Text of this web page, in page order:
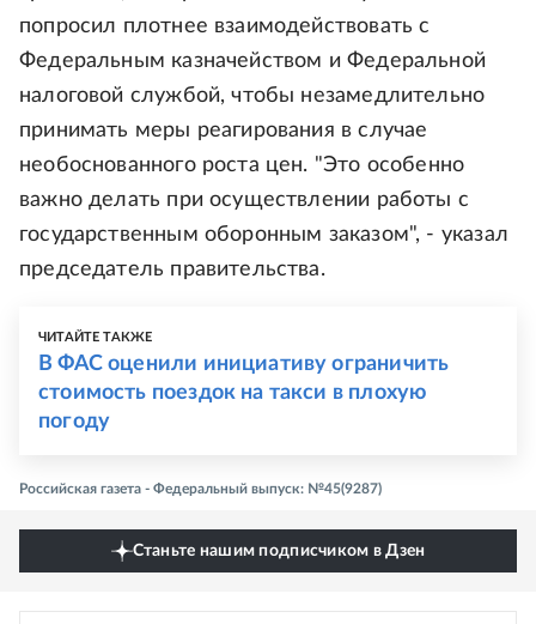
попросил плотнее взаимодействовать с
Федеральным казначейством и Федеральной
налоговой службой, чтобы незамедлительно
принимать меры реагирования в случае
необоснованного роста цен. "Это особенно
важно делать при осуществлении работы с
государственным оборонным заказом", - указал
председатель правительства.
ЧИТАЙТЕ ТАКЖЕ
В ФАС оценили инициативу ограничить
стоимость поездок на такси в плохую
погоду
Российская газета - Федеральный выпуск: №45(9287)
Станьте нашим подписчиком в Дзен